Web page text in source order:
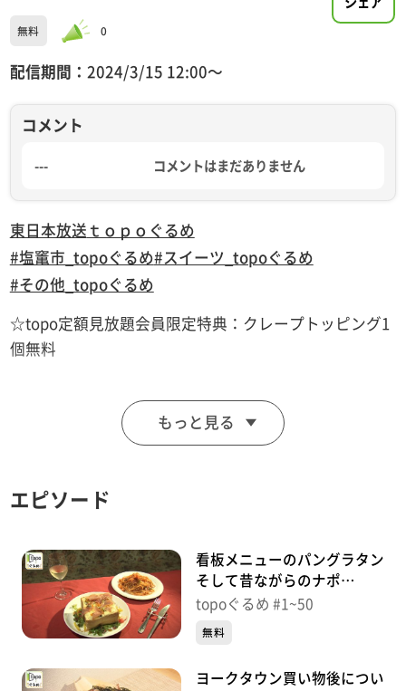
無料 0
配信期間： 2024/3/15 12:00〜
コメント
--- コメントはまだありません
東日本放送 ｔｏｐｏぐるめ
#塩竃市_topoぐるめ#スイーツ_topoぐるめ
#その他_topoぐるめ
☆topo定額見放題会員限定特典：クレープトッピング1
個無料
■TAKKUNTI-たっくんち-
【住所】塩竈市尾島町4−25 第2グリーンビル 1階
【電話番号】070-2029-0801
【定休日】月曜日
♪ＤＩＡＭＯＮＤＳ プリンセスプリンセス
※特典をご利用の際は、topoにログインをしてトップ
画面をご注文の前にお店の方にお見せください。
「定額見放題会員」を提示）
もっと見る
エピソード
看板メニューのパングラタン
そして昔ながらのナポ
「WEST POINT」（青葉区中
topoぐるめ #1~50
無料
ヨークタウン買い物後につい